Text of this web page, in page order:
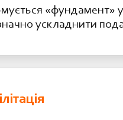
«фундамент»
ускладнити